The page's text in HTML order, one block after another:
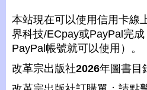
本站現在可以使用信用卡線
界科技/ECpay或PayPal完
PayPal帳號就可以使用）。
改革宗出版社2026年圖書目